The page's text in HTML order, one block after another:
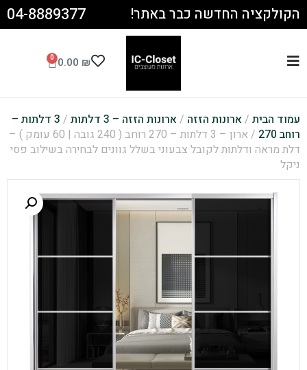
הקולקציה החדשה כבר באתר! 04-8889377
0.00 ₪
0
עמוד הבית / ארונות הזזה / ארונות הזזה – 3 דלתות /
3 דלתות –
רוחב 270
/ ארון – 3 דלתות – 270 רוחב ( 240 גובה | 60 עומק ) –
דלת מראה ודלתות לקובל צבעוני בשלל גוונים לבחירה בשילוב פסי
ניקל